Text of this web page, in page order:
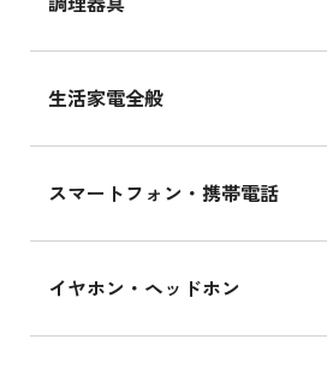
生活家電全般
スマートフォン・携帯電話
イヤホン・ヘッドホン